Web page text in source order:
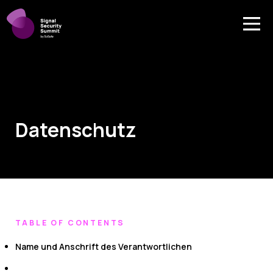
Datenschutz
TABLE OF CONTENTS
Name und Anschrift des Verantwortlichen